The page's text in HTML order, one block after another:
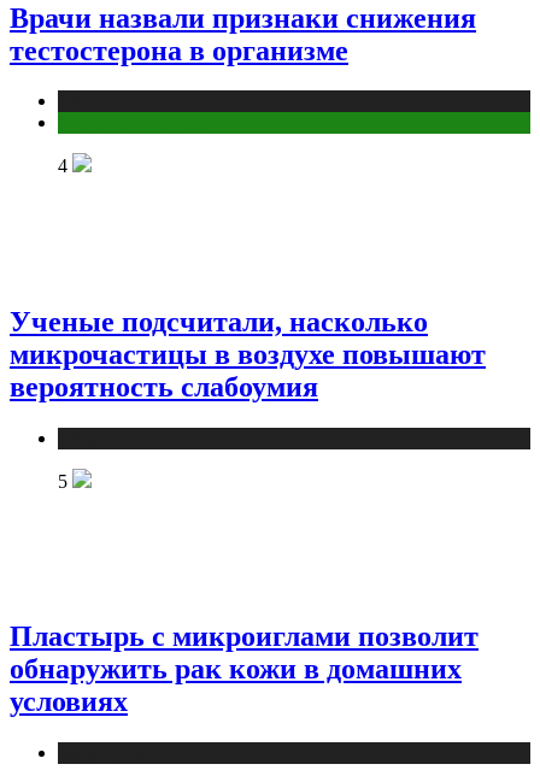
Врачи назвали признаки снижения
тестостерона в организме
4
Ученые подсчитали, насколько
микрочастицы в воздухе повышают
вероятность слабоумия
5
Пластырь с микроиглами позволит
обнаружить рак кожи в домашних
условиях